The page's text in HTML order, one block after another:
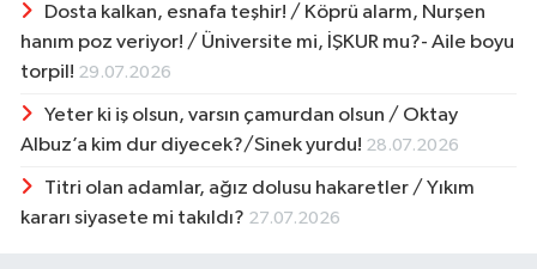
Dosta kalkan, esnafa teşhir! / Köprü alarm, Nurşen
hanım poz veriyor! / Üniversite mi, İŞKUR mu?- Aile boyu
torpil! 29.07.2026
Yeter ki iş olsun, varsın çamurdan olsun / Oktay
Albuz’a kim dur diyecek?/Sinek yurdu! 28.07.2026
Titri olan adamlar, ağız dolusu hakaretler / Yıkım
kararı siyasete mi takıldı? 27.07.2026